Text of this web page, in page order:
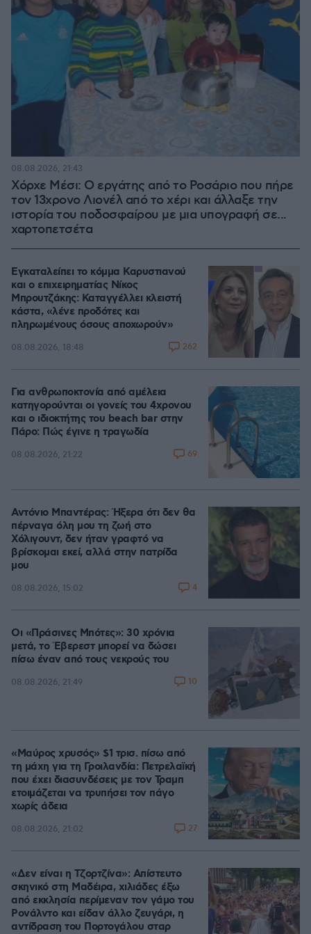
Χόρχε Μέσι: Ο εργάτης από το Ροσάριο που πήρε
τον 13χρονο Λιονέλ από το χέρι και άλλαξε την
ιστορία του ποδοσφαίρου με μια υπογραφή σε...
χαρτοπετσέτα
08.08.2026, 21:43
Εγκαταλείπει το κόμμα Καρυστιανού
και ο επιχειρηματίας Νίκος
Μπρουτζάκης: Καταγγέλλει κλειστή
κάστα, «λένε προδότες και
πληρωμένους όσους αποχωρούν»
08.08.2026, 18:48 262
Για ανθρωποκτονία από αμέλεια
κατηγορούνται οι γονείς του 4χρονου
και ο ιδιοκτήτης του beach bar στην
Πάρο: Πώς έγινε η τραγωδία
08.08.2026, 21:22 69
Αντόνιο Μπαντέρας: Ήξερα ότι δεν θα
πέρναγα όλη μου τη ζωή στο
Χόλιγουντ, δεν ήταν γραφτό να
βρίσκομαι εκεί, αλλά στην πατρίδα
μου
08.08.2026, 15:02 4
Οι «Πράσινες Μπότες»: 30 χρόνια
μετά, το Έβερεστ μπορεί να δώσει
πίσω έναν από τους νεκρούς του
08.08.2026, 21:49 10
«Μαύρος χρυσός» $1 τρισ. πίσω από
τη μάχη για τη Γροιλανδία: Πετρελαϊκή
που έχει διασυνδέσεις με τον Τραμπ
ετοιμάζεται να τρυπήσει τον πάγο
χωρίς άδεια
08.08.2026, 21:02 27
«Δεν είναι η Τζορτζίνα»: Απίστευτο
σκηνικό στη Μαδέιρα, χιλιάδες έξω
από εκκλησία περίμεναν τον γάμο του
Ρονάλντο και είδαν άλλο ζευγάρι, η
αντίδραση του Πορτογάλου σταρ